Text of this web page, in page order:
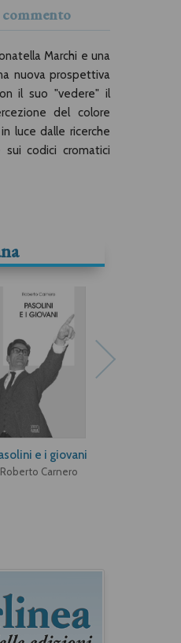
Marchi e una
nuova prospettiva
il suo "vedere" il
del colore
luce dalle ricerche
codici cromatici
e i giovani
Roberto Carnero